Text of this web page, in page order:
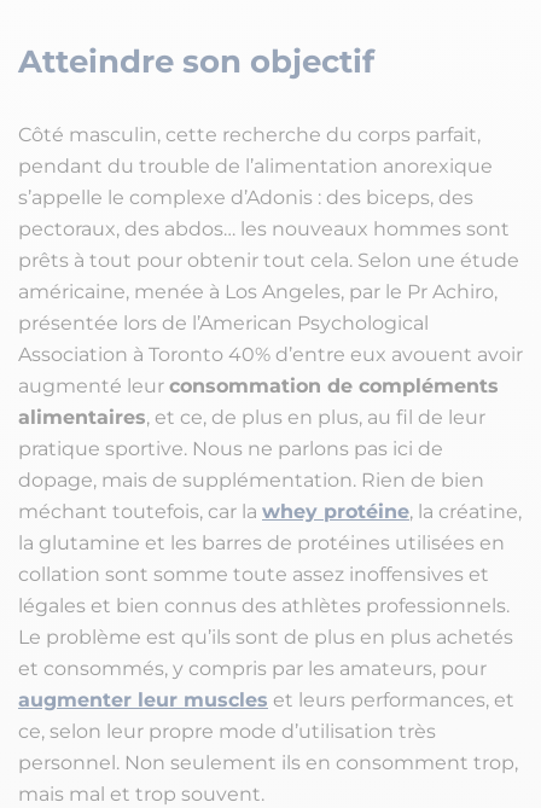
Atteindre son objectif
Côté masculin, cette recherche du corps parfait,
pendant du trouble de l’alimentation anorexique
s’appelle le complexe d’Adonis : des biceps, des
pectoraux, des abdos… les nouveaux hommes sont
prêts à tout pour obtenir tout cela. Selon une étude
américaine, menée à Los Angeles, par le Pr Achiro,
présentée lors de l’American Psychological
Association à Toronto 40% d’entre eux avouent avoir
augmenté leur consommation de compléments
alimentaires, et ce, de plus en plus, au fil de leur
pratique sportive. Nous ne parlons pas ici de
dopage, mais de supplémentation. Rien de bien
méchant toutefois, car la whey protéine, la créatine,
la glutamine et les barres de protéines utilisées en
collation sont somme toute assez inoffensives et
légales et bien connus des athlètes professionnels.
Le problème est qu’ils sont de plus en plus achetés
et consommés, y compris par les amateurs, pour
augmenter leur muscles et leurs performances, et
ce, selon leur propre mode d’utilisation très
personnel. Non seulement ils en consomment trop,
mais mal et trop souvent.